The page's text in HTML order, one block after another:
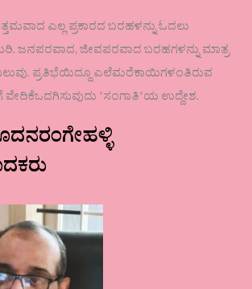
ಎಲ್ಲ ಪ್ರಕಾರದ ಬರಹಳನ್ನು ಓದಲು
ಜನಪರವಾದ, ಜೀವಪರವಾದ ಬರಹಗಳನ್ನು ಮಾತ್ರ
ನಿಲುವು. ಪ್ರತಿಭೆಯಿದ್ದೂ ಎಲೆಮರೆಕಾಯಿಗಳಂತಿರುವ
ʼಸಂಗಾತಿʼಯ ಉದ್ದೇಶ.